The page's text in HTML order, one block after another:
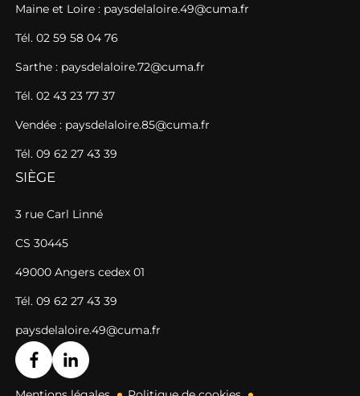
Maine et Loire : paysdelaloire.49@cuma.fr
Tél. 02 59 58 04 76
Sarthe : paysdelaloire.72@cuma.fr
Tél. 02 43 23 77 37
Vendée : paysdelaloire.85@cuma.fr
Tél. 09 62 27 43 39
SIÈGE
3 rue Carl Linné
CS 30445
49000 Angers cedex 01
Tél. 09 62 27 43 39
paysdelaloire.49@cuma.fr